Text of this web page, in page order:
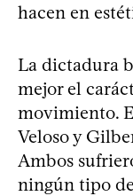
hacen en
La dictadura
mejor el
movimiento.
Veloso y
Ambos
ningún tipo